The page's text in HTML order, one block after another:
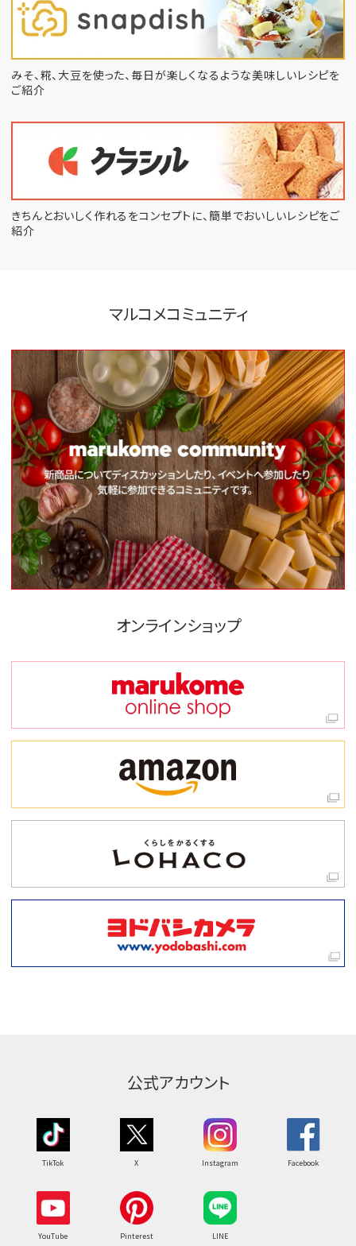
みそ、糀、大豆を使った、毎日が楽しくなるような美味しいレシピを
ご紹介
きちんとおいしく作れるをコンセプトに、簡単でおいしいレシピをご
紹介
マルコメコミュニティ
オンラインショップ
公式アカウント
TikTok X Instagram Facebook
YouTube Pinterest LINE